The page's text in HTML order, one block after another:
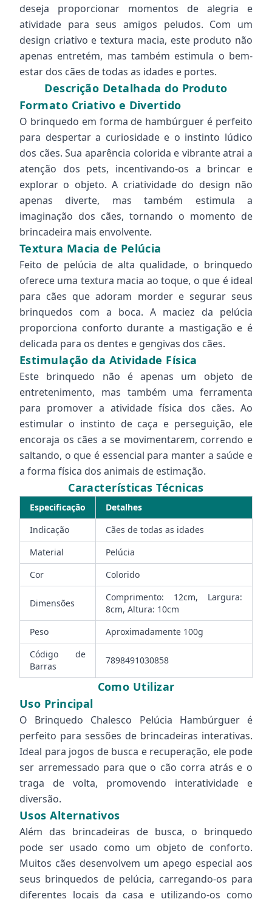
deseja proporcionar momentos de alegria e
atividade para seus amigos peludos. Com um
design criativo e textura macia, este produto não
apenas entretém, mas também estimula o bem-
estar dos cães de todas as idades e portes.
Descrição Detalhada do Produto
Formato Criativo e Divertido
O brinquedo em forma de hambúrguer é perfeito
para despertar a curiosidade e o instinto lúdico
dos cães. Sua aparência colorida e vibrante atrai a
atenção dos pets, incentivando-os a brincar e
explorar o objeto. A criatividade do design não
apenas diverte, mas também estimula a
imaginação dos cães, tornando o momento de
brincadeira mais envolvente.
Textura Macia de Pelúcia
Feito de pelúcia de alta qualidade, o brinquedo
oferece uma textura macia ao toque, o que é ideal
para cães que adoram morder e segurar seus
brinquedos com a boca. A maciez da pelúcia
proporciona conforto durante a mastigação e é
delicada para os dentes e gengivas dos cães.
Estimulação da Atividade Física
Este brinquedo não é apenas um objeto de
entretenimento, mas também uma ferramenta
para promover a atividade física dos cães. Ao
estimular o instinto de caça e perseguição, ele
encoraja os cães a se movimentarem, correndo e
saltando, o que é essencial para manter a saúde e
a forma física dos animais de estimação.
Características Técnicas
Especificação
Detalhes
Indicação
Cães de todas as idades
Material
Pelúcia
Cor
Colorido
Dimensões
Comprimento: 12cm, Largura:
8cm, Altura: 10cm
Peso
Aproximadamente 100g
Código de
Barras
7898491030858
Como Utilizar
Uso Principal
O Brinquedo Chalesco Pelúcia Hambúrguer é
perfeito para sessões de brincadeiras interativas.
Ideal para jogos de busca e recuperação, ele pode
ser arremessado para que o cão corra atrás e o
traga de volta, promovendo interatividade e
diversão.
Usos Alternativos
Além das brincadeiras de busca, o brinquedo
pode ser usado como um objeto de conforto.
Muitos cães desenvolvem um apego especial aos
seus brinquedos de pelúcia, carregando-os para
diferentes locais da casa e utilizando-os como